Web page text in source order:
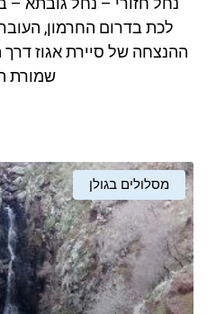
brightness_low ניגודיות כהה
font_download סמן קישורים
cached
לכת בדרום החרמון,
ההנצחה של סיירת אגוז דרך
שמורת
מסלולים בגולן